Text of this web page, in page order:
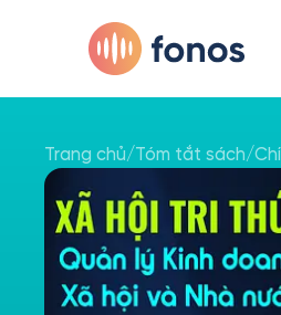
Trang chủ/Tóm tắt sách/